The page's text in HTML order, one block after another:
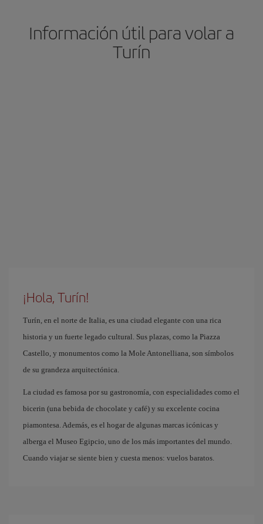
Información útil para volar a
Turín
¡Hola, Turín!
Turín, en el norte de Italia, es una ciudad elegante con una rica
historia y un fuerte legado cultural. Sus plazas, como la Piazza
Castello, y monumentos como la Mole Antonelliana, son símbolos
de su grandeza arquitectónica.
La ciudad es famosa por su gastronomía, con especialidades como el
bicerin (una bebida de chocolate y café) y su excelente cocina
piamontesa. Además, es el hogar de algunas marcas icónicas y
alberga el Museo Egipcio, uno de los más importantes del mundo.
Cuando viajar se siente bien y cuesta menos: vuelos baratos.